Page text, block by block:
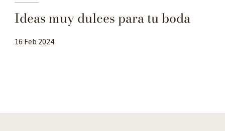
Ideas muy dulces para tu boda
16 Feb 2024